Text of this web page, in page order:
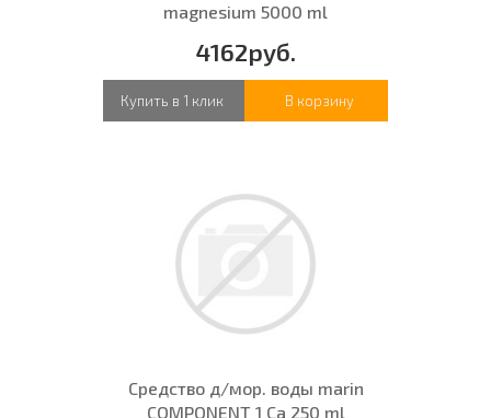
magnesium 5000 ml
4162руб.
Купить в 1 клик В корзину
Средство д/мор. воды marin
COMPONENT 1 Ca 250 ml